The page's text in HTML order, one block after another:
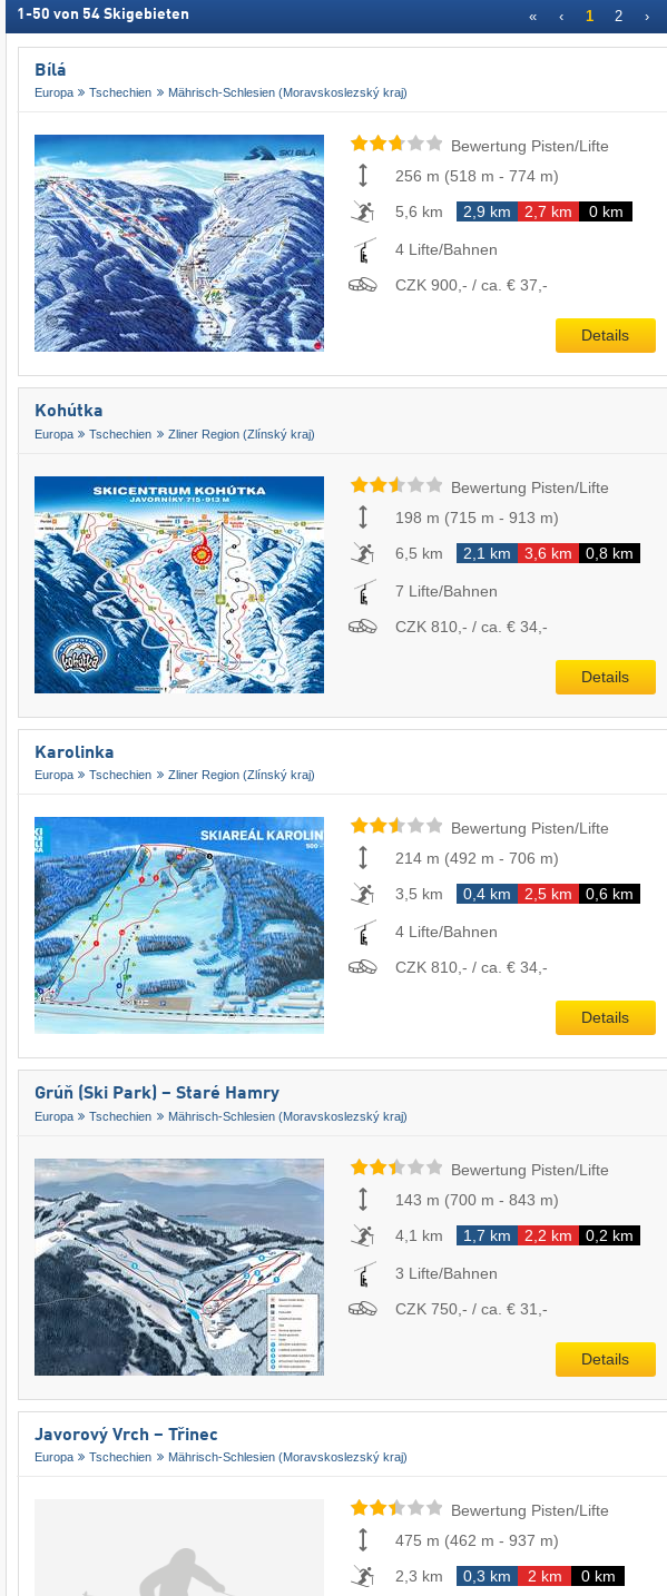
1 -50 von 54 Skigebieten « ‹ 1 2 ›
Bílá
Europa Tschechien Mährisch-Schlesien (Moravskoslezský kraj)
Bewertung Pisten/Lifte
256 m (518 m - 774 m)
5,6 km
2,9 km 2,7 km 0 km
4 Lifte/Bahnen
CZK 900,- / ca. € 37,-
Details
Kohútka
Europa Tschechien Zliner Region (Zlínský kraj)
Bewertung Pisten/Lifte
198 m (715 m - 913 m)
6,5 km
2,1 km 3,6 km 0,8 km
7 Lifte/Bahnen
CZK 810,- / ca. € 34,-
Details
Karolinka
Europa Tschechien Zliner Region (Zlínský kraj)
Bewertung Pisten/Lifte
214 m (492 m - 706 m)
3,5 km
0,4 km 2,5 km 0,6 km
4 Lifte/Bahnen
CZK 810,- / ca. € 34,-
Details
Grúň (Ski Park) – Staré Hamry
Europa Tschechien Mährisch-Schlesien (Moravskoslezský kraj)
Bewertung Pisten/Lifte
143 m (700 m - 843 m)
4,1 km
1,7 km 2,2 km 0,2 km
3 Lifte/Bahnen
CZK 750,- / ca. € 31,-
Details
Javorový Vrch – Třinec
Europa Tschechien Mährisch-Schlesien (Moravskoslezský kraj)
Bewertung Pisten/Lifte
475 m (462 m - 937 m)
2,3 km
0,3 km 2 km 0 km